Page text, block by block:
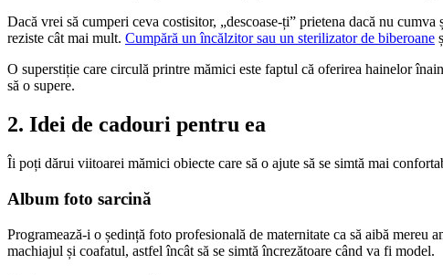
Dacă vrei să cumperi ceva costisitor, „descoase-ți” prietena dacă nu
reziste cât mai mult. Cumpără un încălzitor sau un sterilizator de biberoane
O superstiție care circulă printre mămici este faptul că oferirea hainelor
să o supere.
2. Idei de cadouri pentru ea
Îi poți dărui viitoarei mămici obiecte care să o ajute să se simtă mai
Album foto sarcină
Programează-i o ședință foto profesională de maternitate ca să aibă
machiajul și coafatul, astfel încât să se simtă încrezătoare când va fi model.